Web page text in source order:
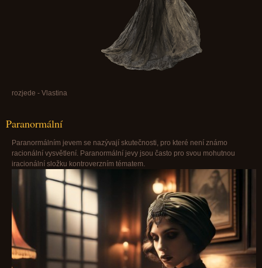
rozjede - Vlastina
Paranormální
Paranormálním jevem se nazývají skutečnosti, pro které není známo
racionální vysvětlení. Paranormální jevy jsou často pro svou mohutnou
iracionální složku kontroverzním tématem.